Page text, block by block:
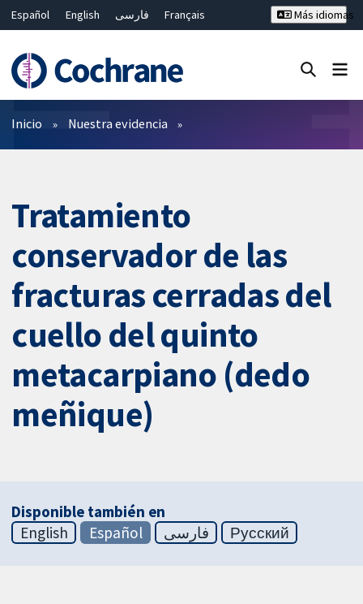
Español English فارسی
Français
Bahasa Malaysia
ไทย 繁體中文
Más idiomas
Filtros
Inicio Nuestra evidencia
Tratamiento
conservador de las
fracturas cerradas del
cuello del quinto
metacarpiano (dedo
meñique)
Disponible también en
English
Español فارسی Русский